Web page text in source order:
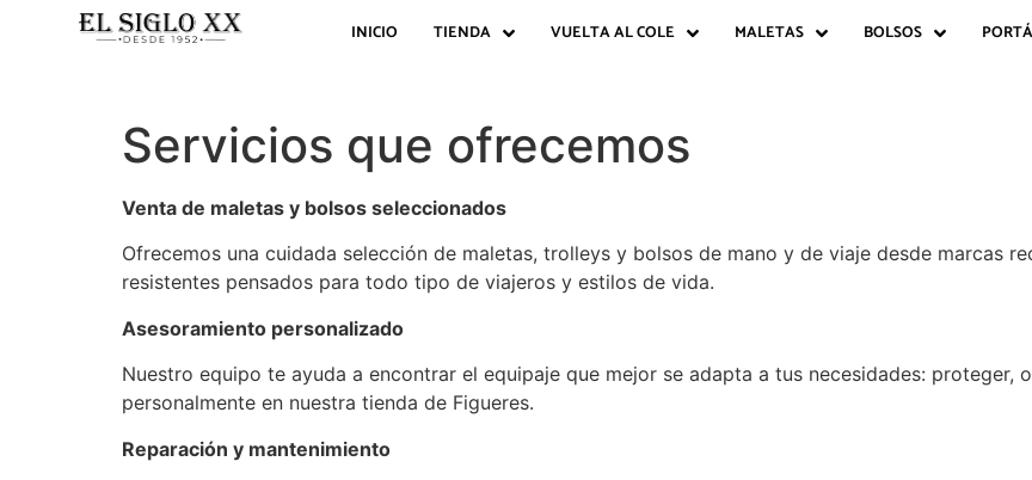
INICIO TIENDA VUELTA AL COLE MALETAS BOLSOS
Servicios que ofrecemos
Venta de maletas y bolsos seleccionados
Ofrecemos una cuidada selección de maletas, trolleys y bolsos de mano y de viaje desde marcas
resistentes pensados para todo tipo de viajeros y estilos de vida.
Asesoramiento personalizado
Nuestro equipo te ayuda a encontrar el equipaje que mejor se adapta a tus necesidades: proteger,
personalmente en nuestra tienda de Figueres.
Reparación y mantenimiento